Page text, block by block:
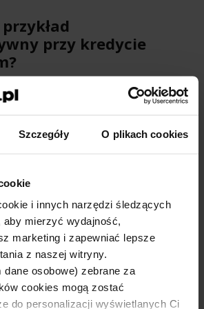
Szczegóły O plikach cookies
i innych narzędzi śledzących
aby mierzyć wydajność,
marketing i zapewniać lepsze
z naszej witryny.
dane osobowe) zebrane za
cookies mogą zostać
do personalizacji wyświetlanych Ci
przy kredycie
dla kredytu gotówkowego znajdziesz
banków, firm
w naszym rankingu kredytów
oferty). I tak przykład reprezentatywny
– wyglądał tak:
dla Pożyczki Gotówkowej
Rzeczywista Roczna Stopa
wynosi 8,52%, całkowita kwota
kosztów) 59 000,00 zł,